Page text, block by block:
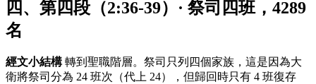
四、第四段（2:36-39）· 祭司四班，4289
名
經文小結構轉到聖職階層。祭司只列四個家族，這是因為大
衛將祭司分為 24 班次（代上 24），但歸回時只有 4 班復存